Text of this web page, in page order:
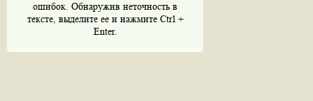
ошибок. Обнаружив неточность в
тексте, выделите ее и нажмите Ctrl +
Enter.